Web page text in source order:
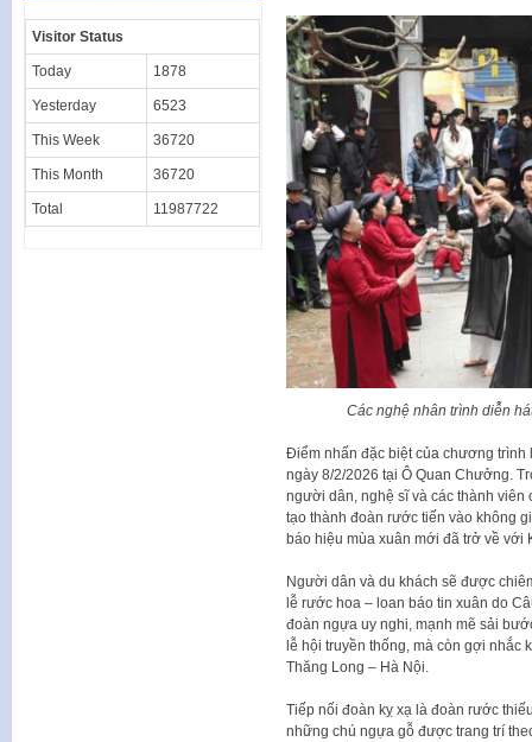
Các nghệ nhân trình diễn
Điểm nhấn đặc biệt của chương
ngày 8/2/2026 tại Ô Quan Chưởng.
người dân, nghệ sĩ và các thành viên
tạo thành đoàn rước tiến vào không
báo hiệu mùa xuân mới đã trở về với
Người dân và du khách sẽ được
lễ rước hoa – loan báo tin xuân do
đoàn ngựa uy nghi, mạnh mẽ sải
lễ hội truyền thống, mà còn gợi nhắc
Thăng Long – Hà Nội.
Tiếp nối đoàn kỵ xạ là đoàn rước
những chú ngựa gỗ được trang trí
Visitor Status
Today 1878
Yesterday 6523
This Week 36720
This Month 36720
Total 11987722